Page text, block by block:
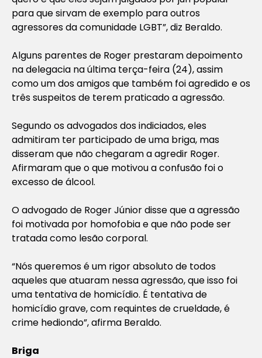
para que sirvam de exemplo para outros
agressores da comunidade LGBT”, diz Beraldo.
Alguns parentes de Roger prestaram depoimento
na delegacia na última terça-feira (24), assim
como um dos amigos que também foi agredido e os
três suspeitos de terem praticado a agressão.
Segundo os advogados dos indiciados, eles
admitiram ter participado de uma briga, mas
disseram que não chegaram a agredir Roger.
Afirmaram que o que motivou a confusão foi o
excesso de álcool.
O advogado de Roger Júnior disse que a agressão
foi motivada por homofobia e que não pode ser
tratada como lesão corporal.
“Nós queremos é um rigor absoluto de todos
aqueles que atuaram nessa agressão, que isso foi
uma tentativa de homicídio. É tentativa de
homicídio grave, com requintes de crueldade, é
crime hediondo”, afirma Beraldo.
Briga